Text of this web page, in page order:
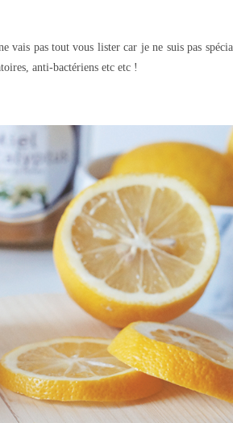
pas tout vous lister car je ne suis pas
anti-bactériens etc etc !